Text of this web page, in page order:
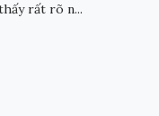
rất rõ n...